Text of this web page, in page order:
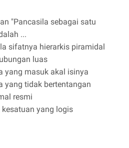
"Pancasila sebagai satu
...
sifatnya hierarkis piramidal
luas
yang masuk akal isinya
yang tidak bertentangan
resmi
yang logis